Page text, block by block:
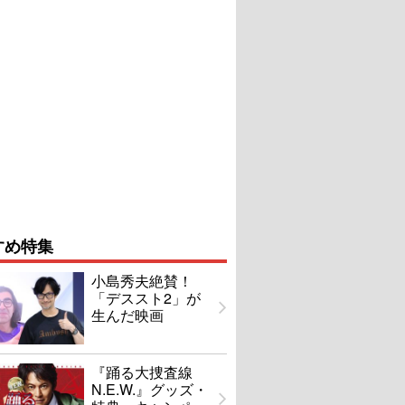
特集
小島秀夫絶賛！
「デススト2」が
生んだ映画
『踊る大捜査線
N.E.W.』グッズ・